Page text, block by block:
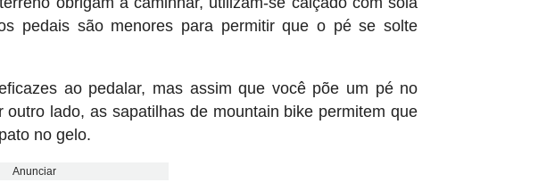
pedais são menores para permitir que o pé se solte
ao pedalar, mas assim que você põe um pé no
lado, as sapatilhas de mountain bike permitem que
no gelo.
Anunciar